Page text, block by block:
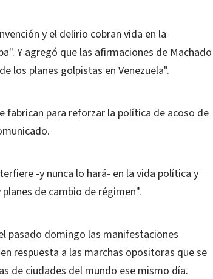
y el delirio cobran vida en la
Y agregó que las afirmaciones de Machado
los planes golpistas en Venezuela".
fabrican para reforzar la política de acoso de
-y nunca lo hará- en la vida política y
de cambio de régimen".
pasado domingo las manifestaciones
respuesta a las marchas opositoras que se
de ciudades del mundo ese mismo día.